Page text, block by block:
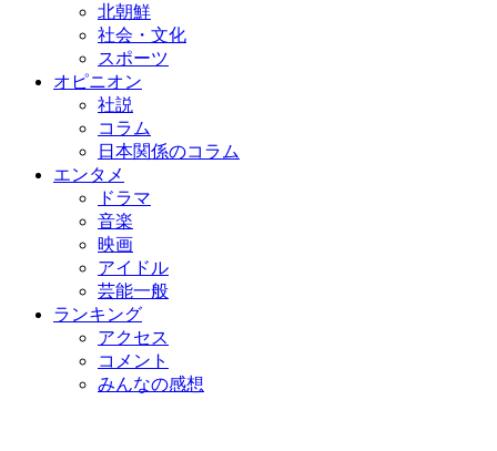
北朝鮮
社会・文化
スポーツ
オピニオン
社説
コラム
日本関係のコラム
エンタメ
ドラマ
音楽
映画
アイドル
芸能一般
ランキング
アクセス
コメント
みんなの感想